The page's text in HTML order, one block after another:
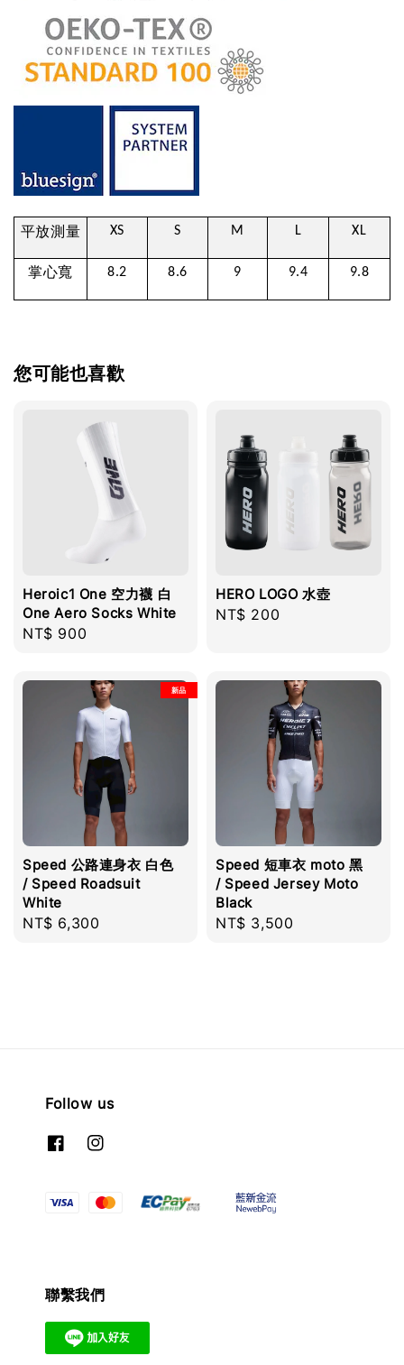
平放測量 XS S M L XL
掌心寬 8.2 8.6 9 9.4 9.8
您可能也喜歡
Heroic1 One 空力襪 白
One Aero Socks White
Regular
NT$ 900
HERO LOGO 水壺
Regular
NT$ 200
新品
Speed 公路連身衣 白色
/ Speed Roadsuit
White
Regular
NT$ 6,300
Speed 短車衣 moto 黑
/ Speed Jersey Moto
Black
Regular
NT$ 3,500
Follow us
聯繫我們